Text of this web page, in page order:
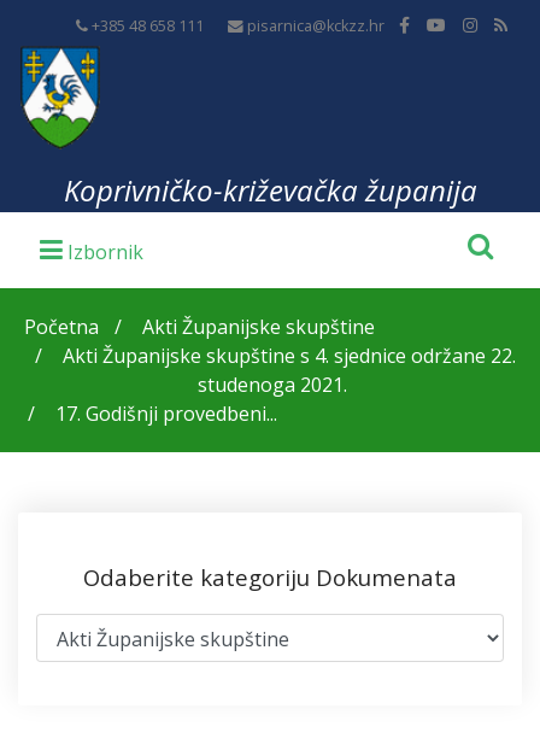
+385 48 658 111 pisarnica@kckzz.hr
Koprivničko-križevačka županija
Početna
Akti Županijske skupštine
Akti Županijske skupštine s 4. sjednice održane 22.
studenoga 2021.
17. Godišnji provedbeni...
Odaberite kategoriju Dokumenata